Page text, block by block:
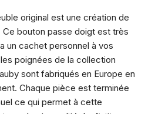
original est une création de
Ce bouton passe doigt est très
un cachet personnel à vos
poignées de la collection
sont fabriqués en Europe en
Chaque pièce est terminée
ce qui permet à cette